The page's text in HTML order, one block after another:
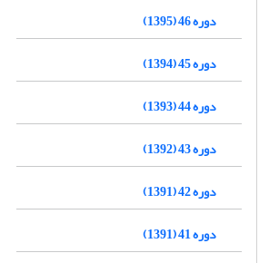
دوره 46 (1395)
دوره 45 (1394)
دوره 44 (1393)
دوره 43 (1392)
دوره 42 (1391)
دوره 41 (1391)